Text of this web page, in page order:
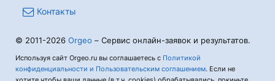
Контакты
© 2011-2026 Orgeo – Сервис онлайн-заявок и результатов.
Используя сайт Orgeo.ru вы соглашаетесь с Политикой
конфиденциальности и Пользовательским соглашением. Если не